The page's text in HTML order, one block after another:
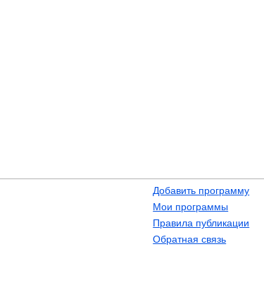
Добавить программу
Мои программы
Правила публикации
Обратная связь